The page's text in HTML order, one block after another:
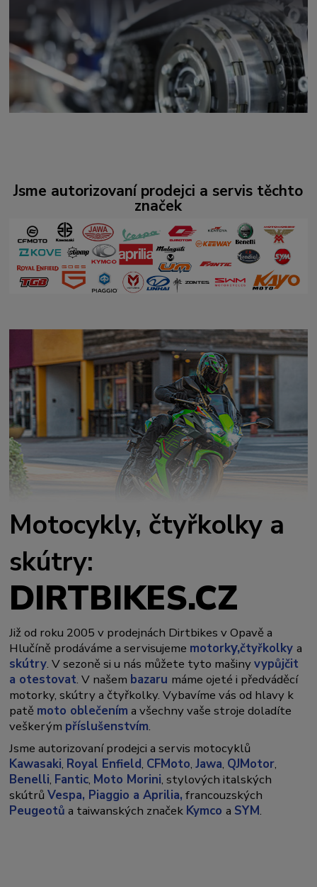
Jsme autorizovaní prodejci a servis těchto
značek
Motocykly, čtyřkolky a
skútry:
DIRTBIKES.CZ
Již od roku 2005 v prodejnách Dirtbikes v Opavě a
Hlučíně prodáváme a servisujeme motorky,čtyřkolkya
skútry. V sezoně si u nás můžete tyto mašinyvypůjčit
a otestovat. V našem bazaru máme ojeté i předváděcí
motorky, skútry a čtyřkolky. Vybavíme vás od hlavy k
patě moto oblečením a všechny vaše stroje doladíte
veškerým příslušenstvím.
Jsme autorizovaní prodejci a servis motocyklů
Kawasaki, Royal Enfield, CFMoto,Jawa, QJMotor,
Benelli, Fantic, Moto Morini, stylových italských
skútrůVespa, Piaggio a Aprilia, francouzských
Peugeotů a taiwanských značek Kymcoa SYM.